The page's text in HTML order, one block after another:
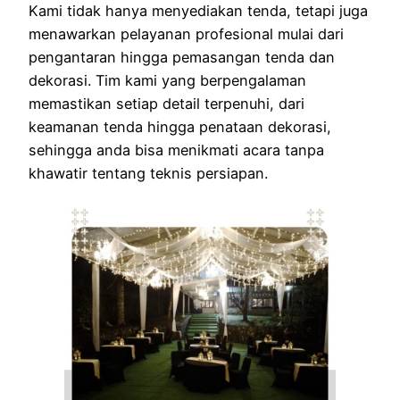
Kami tidak hanya menyediakan tenda, tetapi juga
menawarkan pelayanan profesional mulai dari
pengantaran hingga pemasangan tenda dan
dekorasi. Tim kami yang berpengalaman
memastikan setiap detail terpenuhi, dari
keamanan tenda hingga penataan dekorasi,
sehingga anda bisa menikmati acara tanpa
khawatir tentang teknis persiapan.